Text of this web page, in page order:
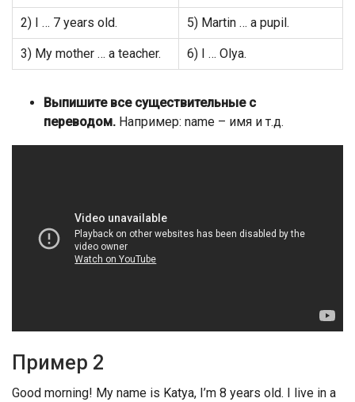
2) I … 7 years old. 5) Martin … a pupil.
3) My mother … a teacher. 6) I … Olya.
Выпишите все существительные с
переводом. Например: name – имя и т.д.
Пример 2
Good morning! My name is Katya, I’m 8 years old. I live in a